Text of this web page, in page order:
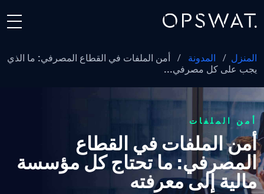
المنزل / المدونة /
أمن الملفات في القطاع المصرفي: ما الذي
يجب على كل مصرفي...
أمن الملفات
أمن الملفات في القطاع
المصرفي: ما تحتاج كل مؤسسة
مالية إلى معرفته